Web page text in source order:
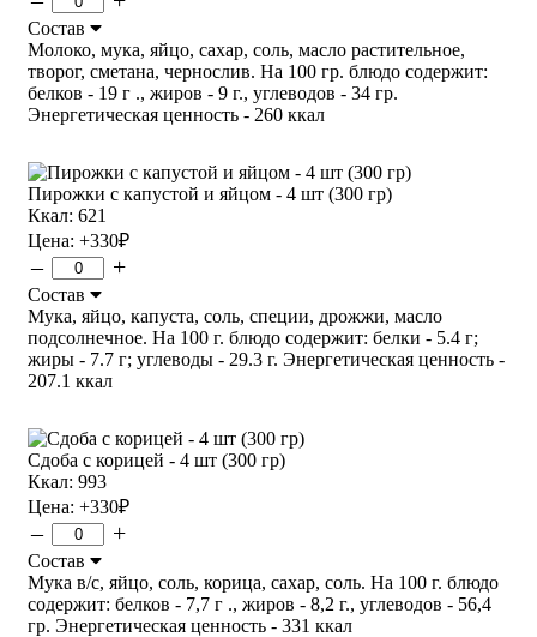
Состав
Молоко, мука, яйцо, сахар, соль, масло растительное,
творог, сметана, чернослив. На 100 гр. блюдо содержит:
белков - 19 г ., жиров - 9 г., углеводов - 34 гр.
Энергетическая ценность - 260 ккал
Пирожки с капустой и яйцом - 4 шт (300 гр)
Ккал: 621
Цена: +330₽
– +
Состав
Мука, яйцо, капуста, соль, специи, дрожжи, масло
подсолнечное. На 100 г. блюдо содержит: белки - 5.4 г;
жиры - 7.7 г; углеводы - 29.3 г. Энергетическая ценность -
207.1 ккал
Сдоба с корицей - 4 шт (300 гр)
Ккал: 993
Цена: +330₽
– +
Состав
Мука в/с, яйцо, соль, корица, сахар, соль. На 100 г. блюдо
содержит: белков - 7,7 г ., жиров - 8,2 г., углеводов - 56,4
гр. Энергетическая ценность - 331 ккал